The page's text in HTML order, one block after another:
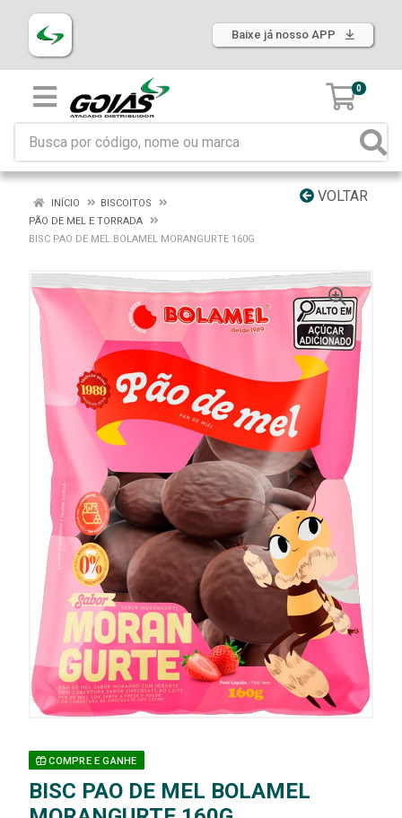
Baixe já nosso APP
0
VOLTAR
INÍCIO
BISCOITOS
PÃO DE MEL E TORRADA
BISC PAO DE MEL BOLAMEL MORANGURTE 160G
COMPRE E GANHE
BISC PAO DE MEL BOLAMEL